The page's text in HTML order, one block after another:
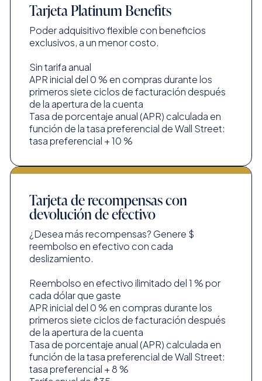
Tarjeta Platinum Benefits
Poder adquisitivo flexible con beneficios
exclusivos, a un menor costo.
Sin tarifa anual
APR inicial del 0 % en compras durante los
primeros siete ciclos de facturación después
de la apertura de la cuenta
Tasa de porcentaje anual (APR) calculada en
función de la tasa preferencial de Wall Street:
tasa preferencial + 10 %
Tarjeta de recompensas con
devolución de efectivo
¿Desea más recompensas? Genere $
reembolso en efectivo con cada
deslizamiento.
Reembolso en efectivo ilimitado del 1 % por
cada dólar que gaste
APR inicial del 0 % en compras durante los
primeros siete ciclos de facturación después
de la apertura de la cuenta
Tasa de porcentaje anual (APR) calculada en
función de la tasa preferencial de Wall Street:
tasa preferencial + 8 %